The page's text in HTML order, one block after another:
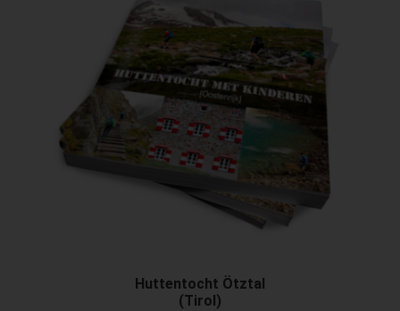
Huttentocht Ötztal
(Tirol)